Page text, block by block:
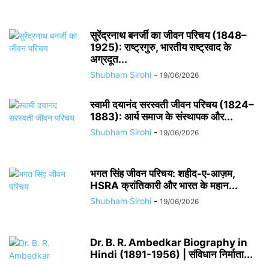
सुरेंद्रनाथ बनर्जी का जीवन परिचय (1848–
1925): राष्ट्रगुरु, भारतीय राष्ट्रवाद के
अग्रदूत...
Shubham Sirohi - 19/06/2026
स्वामी दयानंद सरस्वती जीवन परिचय (1824–
1883): आर्य समाज के संस्थापक और...
Shubham Sirohi - 19/06/2026
भगत सिंह जीवन परिचय: शहीद-ए-आज़म,
HSRA क्रांतिकारी और भारत के महान...
Shubham Sirohi - 19/06/2026
Dr. B. R. Ambedkar Biography in
Hindi (1891-1956) | संविधान निर्माता...